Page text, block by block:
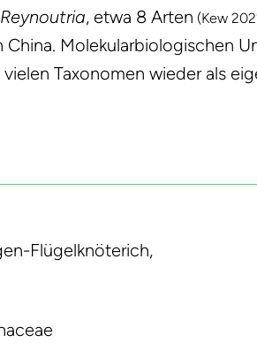
Reynoutria, etwa 8 Arten (Kew
Molekularbiologischen
Taxonomen wieder als
Flügelknöterich,